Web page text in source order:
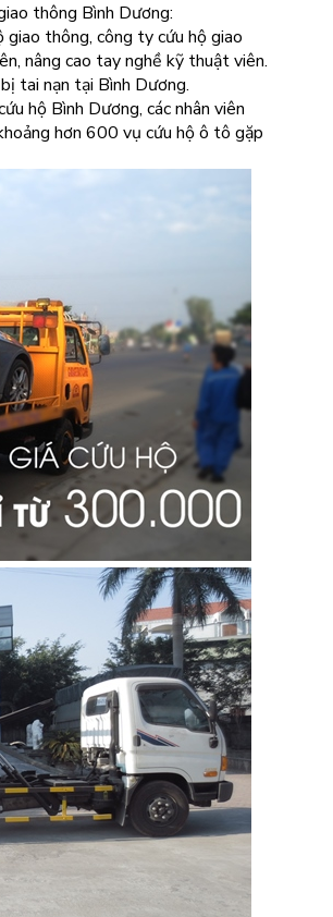
thông Bình Dương:
thông, công ty cứu hộ giao
nâng cao tay nghề kỹ thuật viên.
tai nạn tại Bình Dương.
hộ Bình Dương, các nhân viên
hơn 600 vụ cứu hộ ô tô gặp